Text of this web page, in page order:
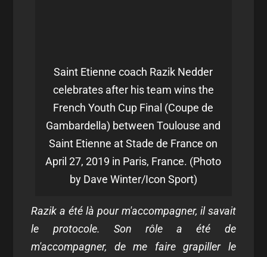
Saint Etienne coach Razik Nedder
celebrates after his team wins the
French Youth Cup Final (Coupe de
Gambardella) between Toulouse and
Saint Etienne at Stade de France on
April 27, 2019 in Paris, France. (Photo
by Dave Winter/Icon Sport)
Razik a été là pour m'accompagner, il savait
le protocole. Son rôle a été de
m'accompagner, de me faire grapiller le